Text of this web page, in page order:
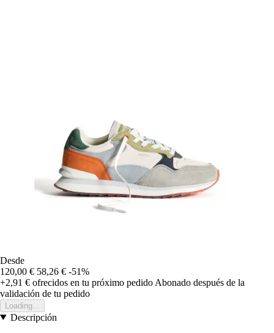
Desde
120,00 € 58,26 € -51%
+2,91 € ofrecidos en tu próximo pedido Abonado después de la
validación de tu pedido
Loading...
Descripción